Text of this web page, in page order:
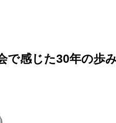
で感じた30年の